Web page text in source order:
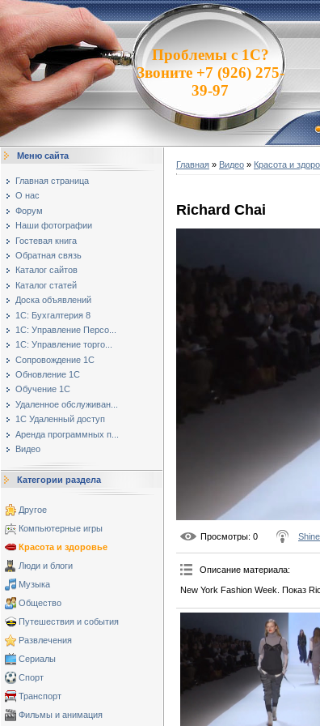
Проблемы с 1С?
Звоните +7 (926) 275-
39-97
Меню сайта
Главная страница
О нас
Форум
Наши фотографии
Гостевая книга
Обратная связь
Каталог сайтов
Каталог статей
Доска объявлений
1С: Бухгалтерия 8
1С: Управление Персо...
1С: Управление торго...
Сопровождение 1С
Обновление 1С
Обучение 1С
Удаленное обслуживан...
1С Удаленный доступ
Аренда программных п...
Видео
Категории раздела
Другое
Компьютерные игры
Красота и здоровье
Люди и блоги
Музыка
Общество
Путешествия и события
Развлечения
Сериалы
Спорт
Транспорт
Фильмы и анимация
Главная » Видео » Красота и
Richard Chai
Просмотры: 0
Описание материала:
New York Fashion Week. Показ